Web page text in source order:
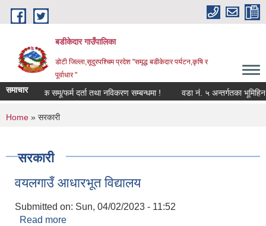
Skip to main content
बडीकेदार गाउँपालिका
डोटी जिल्ला,सूदुरपश्चिम प्रदेश "समृद्ध बडीकेदार पर्यटन,कृषि र
पूर्वाधार "
समाचार कृषक समू/फर्म दर्ता तथा नविकरण सम्बन्धमा ! वडा नं. ५ अन्तर्गतका
You are here
Home » सरकारी
सरकारी
वयलगाउँ आधारभूत विद्यालय
Submitted on: Sun, 04/02/2023 - 11:52
Read more